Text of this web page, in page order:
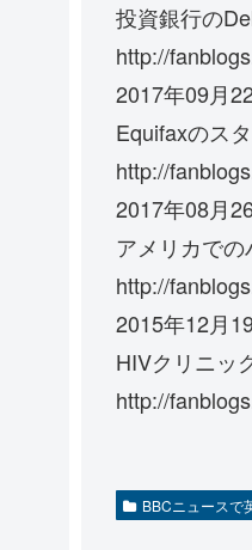
投資銀行の
http://
2017年09月
Equifaxのス
http://
2017年08月
アメリカで
http://
2015年12月
HIVクリニッ
http://
BBCニュースで